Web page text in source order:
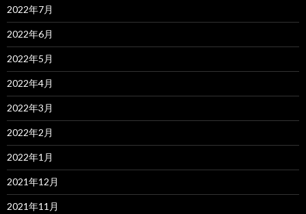
2022年7月
2022年6月
2022年5月
2022年4月
2022年3月
2022年2月
2022年1月
2021年12月
2021年11月